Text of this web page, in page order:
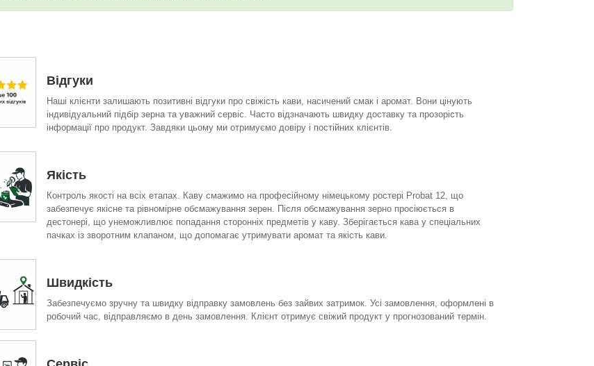
Відгуки
Наші клієнти залишають позитивні відгуки про свіжість кави, насичений смак і аромат. Вони цінують
індивідуальний підбір зерна та уважний сервіс. Часто відзначають швидку доставку та прозорість
інформації про продукт. Завдяки цьому ми отримуємо довіру і постійних клієнтів.
Якість
Контроль якості на всіх етапах. Каву смажимо на професійному німецькому ростері Probat 12, що
забезпечує якісне та рівномірне обсмажування зерен. Після обсмажування зерно просіюється в
дестонері, що унеможливлює попадання сторонніх предметів у каву. Зберігається кава у спеціальних
пачках із зворотним клапаном, що допомагає утримувати аромат та якість кави.
Швидкість
Забезпечуємо зручну та швидку відправку замовлень без зайвих затримок. Усі замовлення, оформлені в
робочий час, відправляємо в день замовлення. Клієнт отримує свіжий продукт у прогнозований термін.